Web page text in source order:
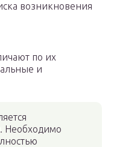
возникновения
по их
и
Необходимо